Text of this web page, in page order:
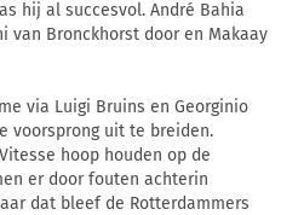
hij al succesvol. André Bahia
van Bronckhorst door en Makaay
via Luigi Bruins en Georginio
voorsprong uit te breiden.
hoop houden op de
er door fouten achterin
dat bleef de Rotterdammers